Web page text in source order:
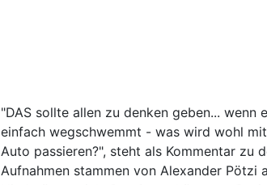
"DAS sollte allen zu denken geben... wenn
einfach wegschwemmt - was wird wohl
Auto passieren?", steht als Kommentar zu
Aufnahmen stammen von Alexander Pötzi